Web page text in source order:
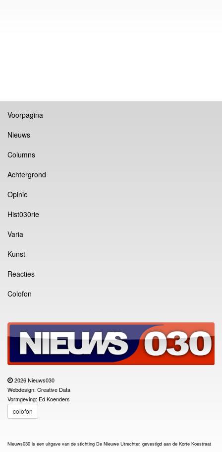
Voorpagina
Nieuws
Columns
Achtergrond
Opinie
Hist030rie
Varia
Kunst
Reacties
Colofon
2026 Nieuws030
Webdesign: Creative Data
Vormgeving: Ed Koenders
colofon
Nieuws030 is een uitgave van de stichting De Nieuwe Utrechter, gevestigd aan de Korte Koestraat